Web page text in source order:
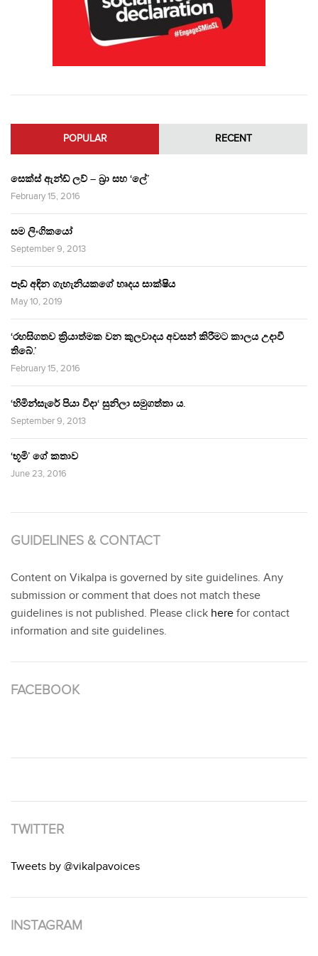
POPULAR RECENT
සෙක්ස් ඇන්ඩ් ලව් – බ්‍රා සහ ‘ලේ’
February 15, 2016
සම ලිංගිකයෝ
September 9, 2013
පෑඩ් අඳින ගැහැනියකගේ හෘදය සාක්ෂිය
May 10, 2019
‘රහසිගතව ක්‍රියාත්මක වන කුලවාදය අවසන් කිරීමට කාලය උදාවී
තිබේ.’
February 15, 2016
‘හිමින්සැරේ පියා විදා‘ සුනිලා සමුගත්තා ය.
September 9, 2013
‘භූමි’ ගේ කතාව
June 23, 2016
GUIDELINES & CONTACT
Content on Vikalpa is governed by site guidelines. Any
submission or comment that does not match these
guidelines is not published. Please click here for contact
information and site guidelines.
FACEBOOK
TWITTER
Tweets by @vikalpavoices
INSTAGRAM